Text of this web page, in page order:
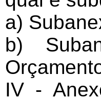
a)
b)
IV -